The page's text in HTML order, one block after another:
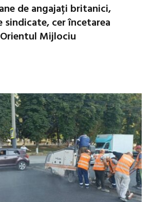
de angajați britanici,
cer încetarea
Mijlociu